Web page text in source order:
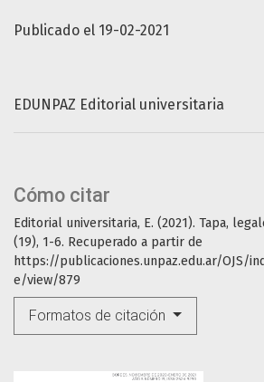
Publicado el 19-02-2021
Cómo citar
Editorial universitaria, E. (2021). Tapa,
(19), 1-6. Recuperado a partir de
https://publicaciones.unpaz.edu.ar/OJS/
e/view/879
Formatos de citación
EDUNPAZ Editorial universitaria